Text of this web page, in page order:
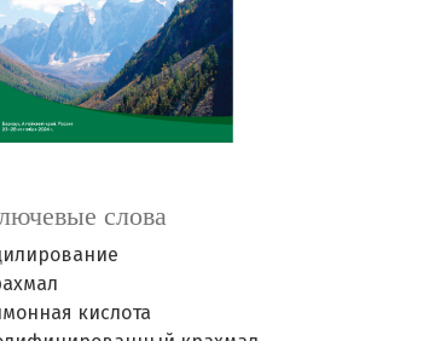
слова
кислота